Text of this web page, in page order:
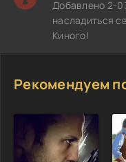
Добавлено 2-
насладиться
Киного!
Рекомендуем